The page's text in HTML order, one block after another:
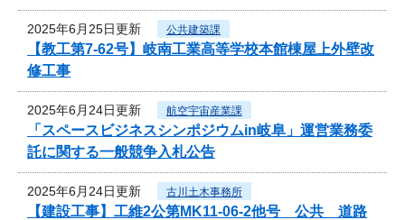
2025年6月25日更新 公共建築課
【教工第7-62号】岐南工業高等学校本館棟屋上外壁改
修工事
2025年6月24日更新 航空宇宙産業課
「スペースビジネスシンポジウムin岐阜」運営業務委
託に関する一般競争入札公告
2025年6月24日更新 古川土木事務所
【建設工事】工維2公第MK11-06-2他号 公共 道路